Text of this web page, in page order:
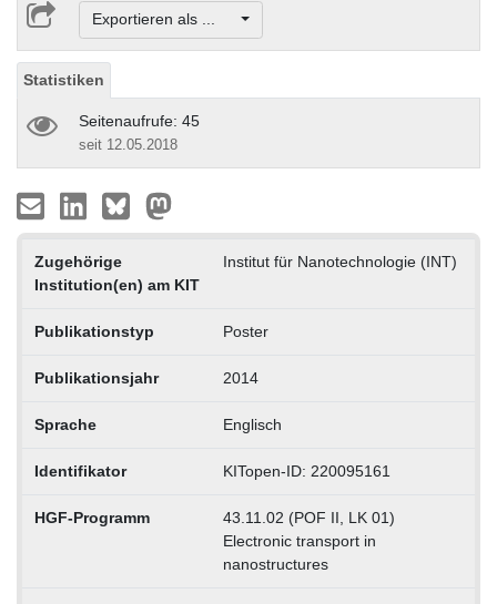
Exportieren als ...
Statistiken
Seitenaufrufe: 45
seit 12.05.2018
Zugehörige
Institution(en) am KIT
Institut für Nanotechnologie (INT)
Publikationstyp Poster
Publikationsjahr 2014
Sprache Englisch
Identifikator KITopen-ID: 220095161
HGF-Programm
43.11.02 (POF II, LK 01)
Electronic transport in
nanostructures